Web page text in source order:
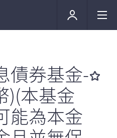
債券基金-
)(本基金
能為本金